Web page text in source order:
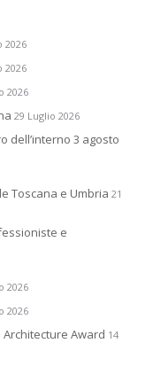
2026
2026
2026
29 Luglio 2026
dell’interno 3 agosto
Toscana e Umbria 21
e
2026
2026
Architecture Award 14